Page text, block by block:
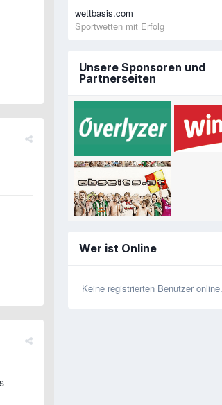
wettbasis.com
Sportwetten mit Erfolg
Unsere Sponsoren und
Partnerseiten
Wer ist Online
Keine registrierten Benutzer online.